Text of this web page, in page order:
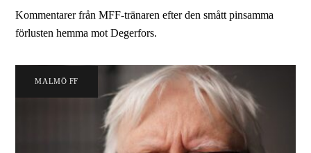
Kommentarer från MFF-tränaren efter den smått pinsamma
förlusten hemma mot Degerfors.
MALMÖ FF